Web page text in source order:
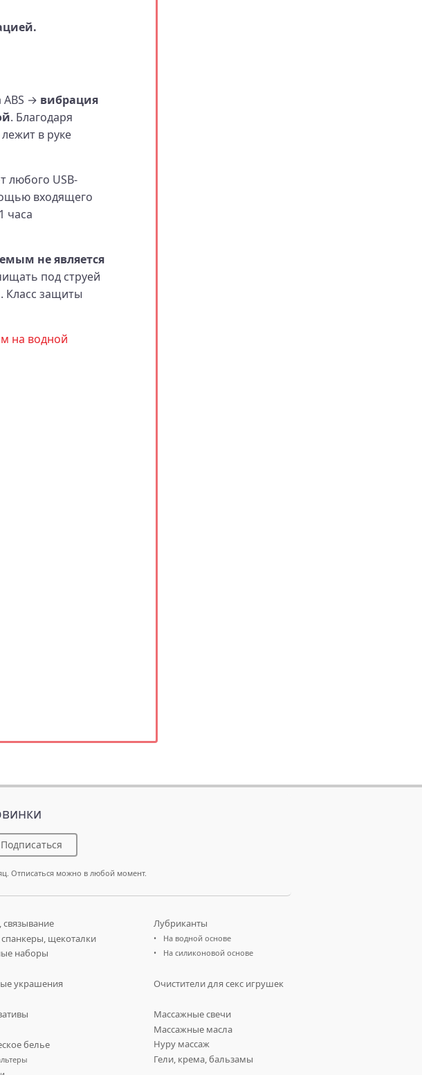
ABS → вибрация
. Благодаря
в руке
любого USB-
входящего
часа
не является
под струей
Класс защиты
на водной
Подписаться
Отписаться можно в любой момент.
щекоталки
наборы
украшения
белье
Лубриканты
На водной основе
На силиконовой основе
Очистители для секс игрушек
Массажные свечи
Массажные масла
Нуру массаж
Гели, крема, бальзамы